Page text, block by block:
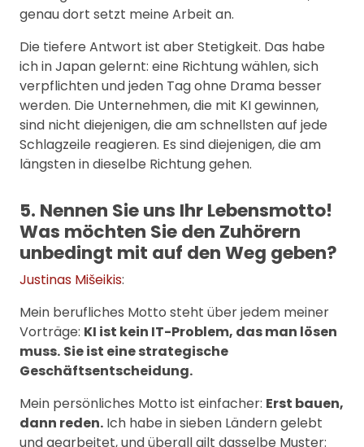
genau dort setzt meine Arbeit an.
Die tiefere Antwort ist aber Stetigkeit. Das habe
ich in Japan gelernt: eine Richtung wählen, sich
verpflichten und jeden Tag ohne Drama besser
werden. Die Unternehmen, die mit KI gewinnen,
sind nicht diejenigen, die am schnellsten auf jede
Schlagzeile reagieren. Es sind diejenigen, die am
längsten in dieselbe Richtung gehen.
5. Nennen Sie uns Ihr Lebensmotto!
Was möchten Sie den Zuhörern
unbedingt mit auf den Weg geben?
Justinas Mišeikis:
Mein berufliches Motto steht über jedem meiner
Vorträge: KI ist kein IT-Problem, das man lösen
muss. Sie ist eine strategische
Geschäftsentscheidung.
Mein persönliches Motto ist einfacher: Erst bauen,
dann reden. Ich habe in sieben Ländern gelebt
und gearbeitet, und überall gilt dasselbe Muster: